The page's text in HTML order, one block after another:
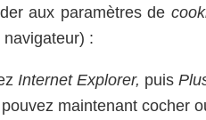
aux paramètres de
:
Internet Explorer, puis
maintenant cocher